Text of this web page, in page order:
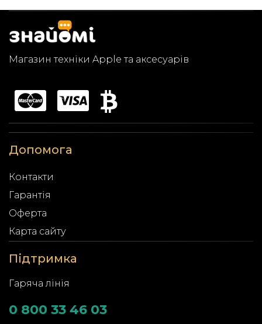
Магазин техніки Apple та аксесуарів
Допомога
Контакти
Гарантія
Оферта
Карта сайту
Підтримка
Гаряча лінія
0 800 33 46 03